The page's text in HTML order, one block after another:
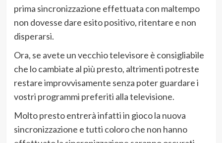
prima sincronizzazione effettuata con maltempo
non dovesse dare esito positivo, ritentare e non
disperarsi.
Ora, se avete un vecchio televisore è consigliabile
che lo cambiate al più presto, altrimenti potreste
restare improvvisamente senza poter guardare i
vostri programmi preferiti alla televisione.
Molto presto entrerà infatti in gioco la nuova
sincronizzazione e tutti coloro che non hanno